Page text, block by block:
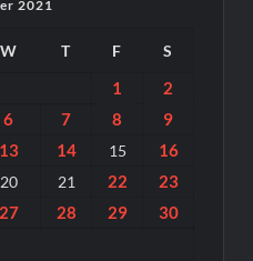
2021
W T F S
1 2
6 7 8 9
13 14 15 16
20 21 22 23
27 28 29
30